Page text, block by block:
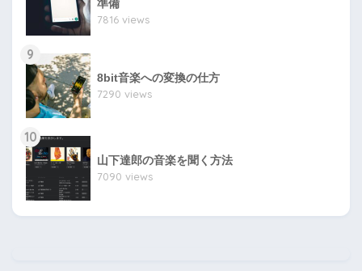
準備
7816 views
9
8bit音楽への変換の仕方
7290 views
10
山下達郎の音楽を聞く方法
7090 views